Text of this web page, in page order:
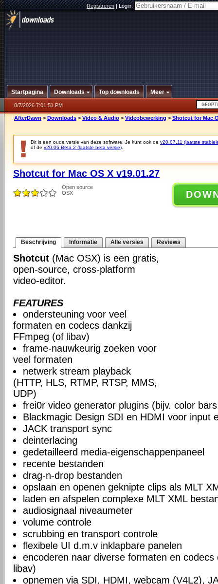
Registreren|Login:
Startpagina Downloads Top downloads Meer
8/7/2026 7:01:51 PM
AfterDawn > Downloads > Video & Audio > Videobewerking > Shotcut for Mac
Dit is een oude versie van deze software. Je kunt ook de v20.07.11 (laatste
of de v20.06 Beta 2 (laatste beta versie)
Shotcut for Mac OS X v19.01.27
Open source
OSX
Beschrijving Informatie Alle versies Reviews
Shotcut (Mac OSX) is een gratis,
open-source, cross-platform
video-editor.
FEATURES
ondersteuning voor veel
formaten en codecs dankzij
FFmpeg (of libav)
frame-nauwkeurig zoeken voor
veel formaten
netwerk stream playback
(HTTP, HLS, RTMP, RTSP, MMS,
UDP)
frei0r video generator plugins (bijv. color
Blackmagic Design SDI en HDMI voor input
JACK transport sync
deinterlacing
gedetailleerd media-eigenschappenpaneel
recente bestanden
drag-n-drop bestanden
opslaan en openen geknipte clips als MLT
laden en afspelen complexe MLT XML
audiosignaal niveaumeter
volume controle
scrubbing en transport controle
flexibele UI d.m.v inklapbare panelen
encoderen naar diverse formaten en codecs
libav)
opnemen via SDI, HDMI, webcam (V4L2),